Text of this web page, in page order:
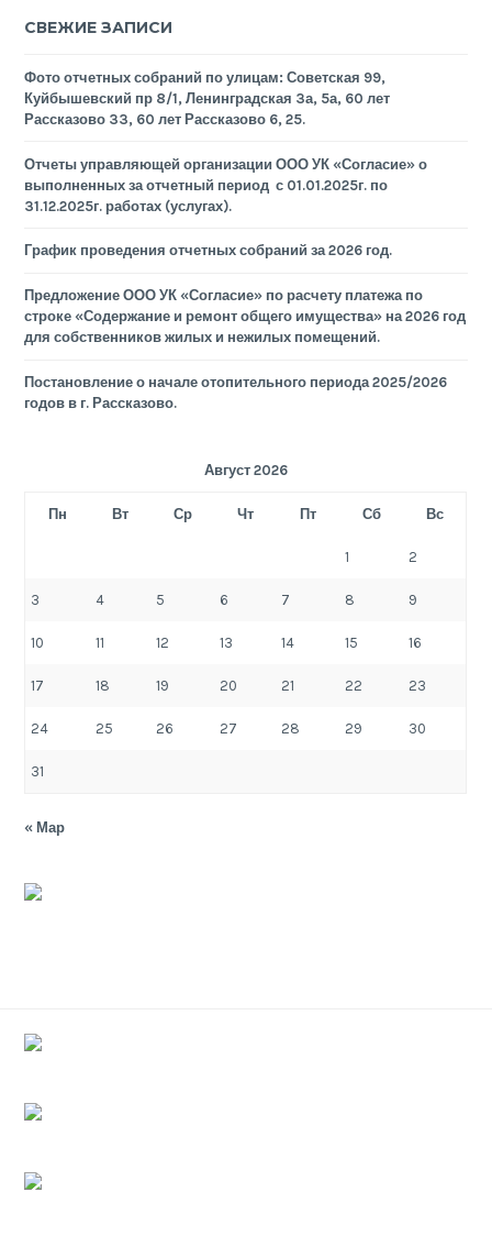
СВЕЖИЕ ЗАПИСИ
Фото отчетных собраний по улицам: Советская 99,
Куйбышевский пр 8/1, Ленинградская 3а, 5а, 60 лет
Рассказово 33, 60 лет Рассказово 6, 25.
Отчеты управляющей организации ООО УК «Согласие» о
выполненных за отчетный период с 01.01.2025г. по
31.12.2025г. работах (услугах).
График проведения отчетных собраний за 2026 год.
Предложение ООО УК «Согласие» по расчету платежа по
строке «Содержание и ремонт общего имущества» на 2026 год
для собственников жилых и нежилых помещений.
Постановление о начале отопительного периода 2025/2026
годов в г. Рассказово.
Август 2026
Пн Вт Ср Чт Пт Сб Вс
1 2
3 4 5 6 7 8 9
10 11 12 13 14 15 16
17 18 19 20 21 22 23
24 25 26 27 28 29 30
31
« Мар